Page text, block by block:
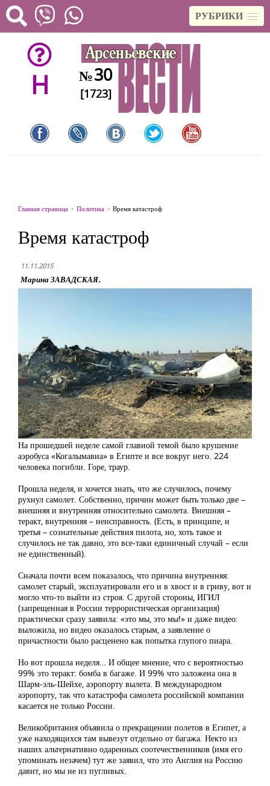
РУБРИКИ
H №30
[1723]
Главная страница Политика Время катастроф
Время катастроф
11.11.2015
Марина ЗАВАДСКАЯ.
На прошедшей неделе самой главной темой было крушение
аэробуса «Когалымавиа» в Египте и все вокруг него. 224
человека погибли. Горе, траур.
Прошла неделя, и хочется знать, что же случилось, почему
рухнул самолет. Собственно, причин может быть только две –
внешняя и внутренняя относительно самолета. Внешняя –
теракт, внутренняя – неисправность. (Есть, в принципе, и
третья – сознательные действия пилота, но, хоть такое и
случилось не так давно, это все-таки единичный случай – если
не единственный).
Сначала почти всем показалось, что причина внутренняя:
самолет старый, эксплуатировали его и в хвост и в гриву, вот и
могло что-то выйти из строя. С другой стороны, ИГИЛ
(запрещенная в России террористическая организация)
практически сразу заявила: «это мы, это мы!» и даже видео:
выложила, но видео оказалось старым, а заявление о
причастности было расценено как попытка глупого пиара.
Но вот прошла неделя… И общее мнение, что с вероятностью
99% это теракт: бомба в багаже. И 99% что заложена она в
Шарм-эль-Шейхе, аэропорту вылета. В международном
аэропорту, так что катастрофа самолета российской компании
касается не только России.
Великобритания объявила о прекращении полетов в Египет, а
уже находящихся там вывезут отдельно от багажа. Некто из
наших альтернативно одаренных соотечественников (имя его
упоминать незачем) тут же заявил, что это Англия на Россию
давит, но мы не из пугливых.